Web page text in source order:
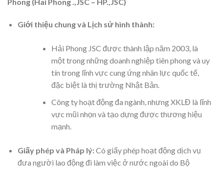
Phong (Hai Phong .,JSC – HP.,JSC)
Giới thiệu chung và Lịch sử hình thành:
Hải Phong JSC được thành lập năm 2003, là
một trong những doanh nghiệp tiên phong và uy
tín trong lĩnh vực cung ứng nhân lực quốc tế,
đặc biệt là thị trường Nhật Bản.
Công ty hoạt động đa ngành, nhưng XKLĐ là lĩnh
vực mũi nhọn và tạo dựng được thương hiệu
mạnh.
Giấy phép và Pháp lý:Có giấy phép hoạt động dịch vụ
đưa người lao động đi làm việc ở nước ngoài do Bộ